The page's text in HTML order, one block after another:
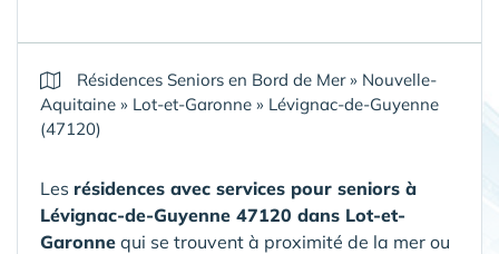
Résidences Seniors en Bord de Mer» Nouvelle-
Aquitaine » Lot-et-Garonne » Lévignac-de-Guyenne
(47120)
Les résidences avec services pour seniors à
Lévignac-de-Guyenne 47120 dans Lot-et-
Garonne qui se trouvent à proximité de la mer ou